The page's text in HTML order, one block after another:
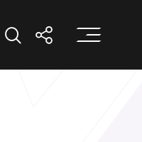
打開搜索打開分享打